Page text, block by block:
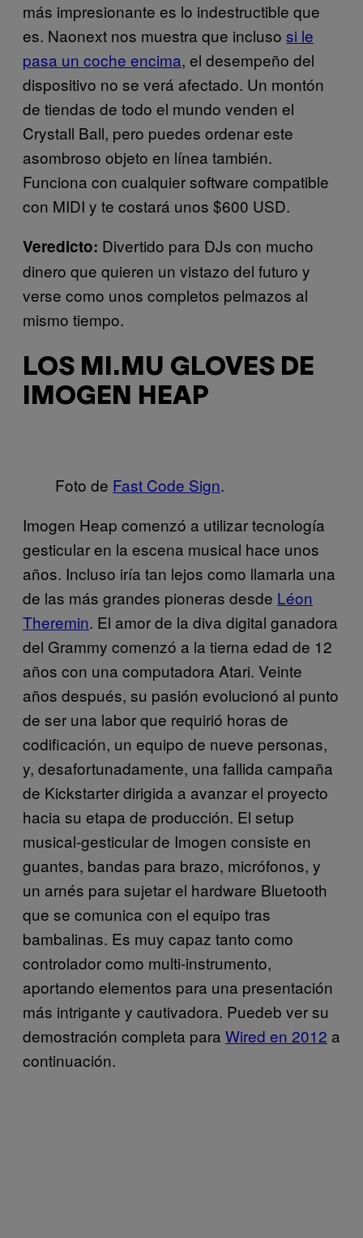
más impresionante es lo indestructible que
es. Naonext nos muestra que incluso si le
pasa un coche encima, el desempeño del
dispositivo no se verá afectado. Un montón
de tiendas de todo el mundo venden el
Crystall Ball, pero puedes ordenar este
asombroso objeto en línea también.
Funciona con cualquier software compatible
con MIDI y te costará unos $600 USD.
Veredicto: Divertido para DJs con mucho
dinero que quieren un vistazo del futuro y
verse como unos completos pelmazos al
mismo tiempo.
LOS MI.MU GLOVES DE
IMOGEN HEAP
Foto de Fast Code Sign.
Imogen Heap comenzó a utilizar tecnología
gesticular en la escena musical hace unos
años. Incluso iría tan lejos como llamarla una
de las más grandes pioneras desde Léon
Theremin. El amor de la diva digital ganadora
del Grammy comenzó a la tierna edad de 12
años con una computadora Atari. Veinte
años después, su pasión evolucionó al punto
de ser una labor que requirió horas de
codificación, un equipo de nueve personas,
y, desafortunadamente, una fallida campaña
de Kickstarter dirigida a avanzar el proyecto
hacia su etapa de producción. El setup
musical-gesticular de Imogen consiste en
guantes, bandas para brazo, micrófonos, y
un arnés para sujetar el hardware Bluetooth
que se comunica con el equipo tras
bambalinas. Es muy capaz tanto como
controlador como multi-instrumento,
aportando elementos para una presentación
más intrigante y cautivadora. Puedeb ver su
demostración completa para Wired en 2012 a
continuación.